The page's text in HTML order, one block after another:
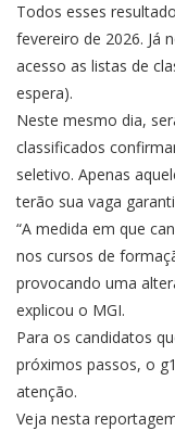
Todos esses
fevereiro de 2026. Já
acesso as listas de
espera).
Neste mesmo dia,
classificados
seletivo. Apenas
terão sua vaga
“A medida em que
nos cursos de
provocando uma
explicou o MGI.
Para os candidatos
próximos passos, o
atenção.
Veja nesta